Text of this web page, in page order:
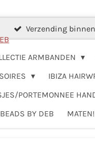
Verzending
ARMBANDEN
IBIZA
PORTEMONNEE
BY DEB
MATEN!